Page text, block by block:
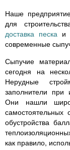
Наше
для
доставка песка и
современные
Сыпучие
сегодня на
Нерудные
заполнители при
Они нашли
самостоятельных
обустройства
как правило,